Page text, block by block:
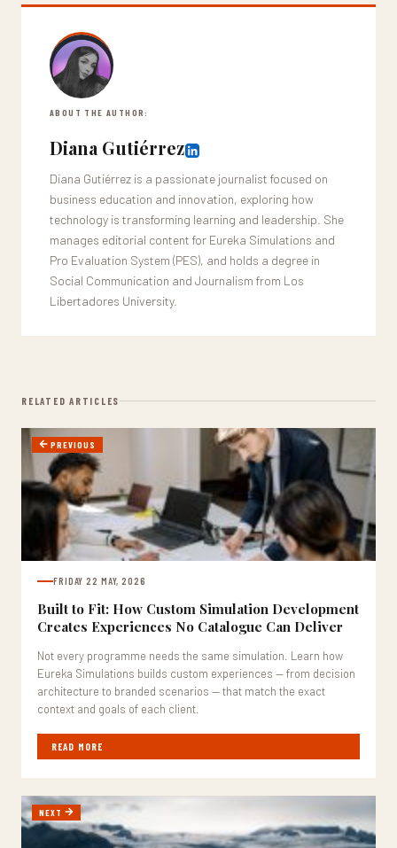
ABOUT THE AUTHOR:
Diana Gutiérrez
Diana Gutiérrez is a passionate journalist focused on
business education and innovation, exploring how
technology is transforming learning and leadership. She
manages editorial content for Eureka Simulations and
Pro Evaluation System (PES), and holds a degree in
Social Communication and Journalism from Los
Libertadores University.
RELATED ARTICLES
PREVIOUS
FRIDAY 22 MAY, 2026
Built to Fit: How Custom Simulation Development
Creates Experiences No Catalogue Can Deliver
Not every programme needs the same simulation. Learn how
Eureka Simulations builds custom experiences — from decision
architecture to branded scenarios — that match the exact
context and goals of each client.
READ MORE
NEXT